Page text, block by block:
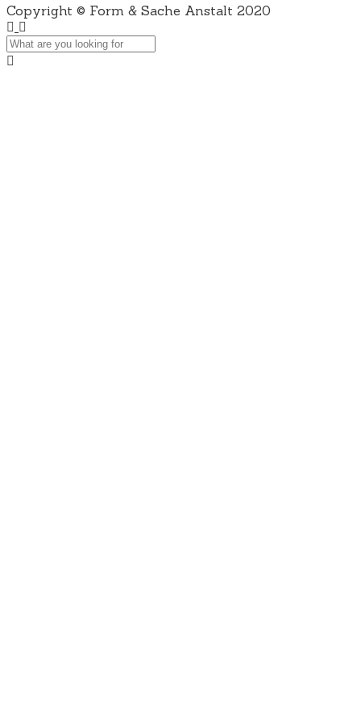
Copyright © Form & Sache Anstalt 2020